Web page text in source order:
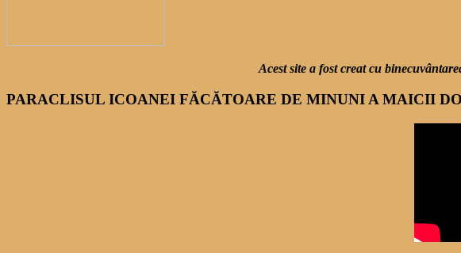
Acest site a fost creat cu
PARACLISUL ICOANEI FĂCĂTOARE DE MINUNI A MAICII